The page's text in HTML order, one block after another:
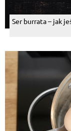
Ser burrata – jak